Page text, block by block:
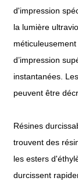
d'impression
la lumière
d’impression
instantanées.
peuvent être
Résines
trouvent des
les esters
durcissent